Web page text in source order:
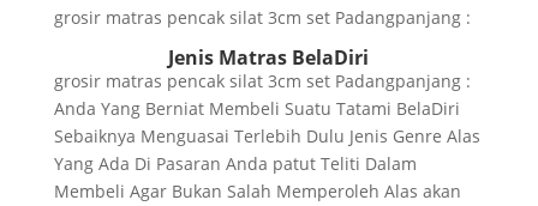
grosir matras pencak silat 3cm set Padangpanjang :
Jenis Matras BelaDiri
grosir matras pencak silat 3cm set Padangpanjang :
Anda Yang Berniat Membeli Suatu Tatami BelaDiri
Sebaiknya Menguasai Terlebih Dulu Jenis Genre Alas
Yang Ada Di Pasaran Anda patut Teliti Dalam
Membeli Agar Bukan Salah Memperoleh Alas akan